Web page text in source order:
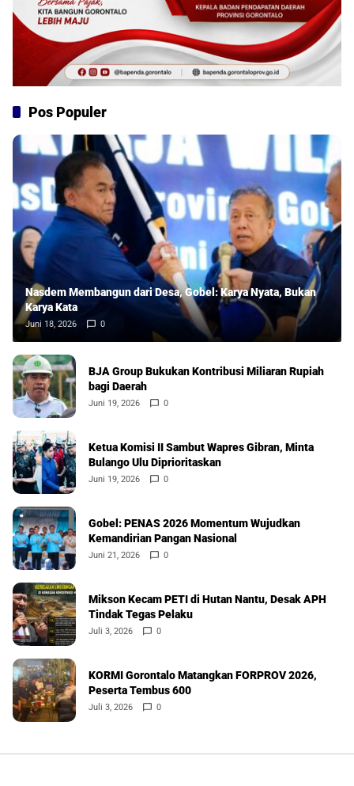
Pos Populer
Nasdem Membangun dari Desa, Gobel: Karya Nyata, Bukan
Karya Kata
Juni 18, 2026 0
BJA Group Bukukan Kontribusi Miliaran Rupiah
bagi Daerah
Juni 19, 2026 0
Ketua Komisi II Sambut Wapres Gibran, Minta
Bulango Ulu Diprioritaskan
Juni 19, 2026 0
Gobel: PENAS 2026 Momentum Wujudkan
Kemandirian Pangan Nasional
Juni 21, 2026 0
Mikson Kecam PETI di Hutan Nantu, Desak APH
Tindak Tegas Pelaku
Juli 3, 2026 0
KORMI Gorontalo Matangkan FORPROV 2026,
Peserta Tembus 600
Juli 3, 2026 0